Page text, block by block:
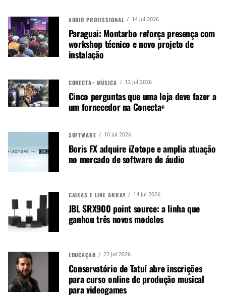
publicação empenhada em
promover e divulgar o mercado e
negócios para o music business,
iluminação e instrumentos
musicais. Nós amamos o que
fazemos.
A MÚSICA & MERCADO ESTÁ NO WHATSAPP!
Noticias que ajudam seu trabalho com a música.
TÓPICOS RELACIONADOS: IZZO
LOW VOLUME PRATOS
LOW VOLUME ZILDJIAN
AUDIO PROFISSIONAL 14 jul 2026
Paraguai: Montarbo reforça presença com
workshop técnico e novo projeto de
instalação
CONECTA+ MÚSICA 13 jul 2026
Cinco perguntas que uma loja deve fazer a
um fornecedor na Conecta+
SOFTWARE 10 jul 2026
Boris FX adquire iZotope e amplia atuação
no mercado de software de áudio
CAIXAS E LINE ARRAY 14 jul 2026
JBL SRX900 point source: a linha que
ganhou três novos modelos
EDUCAÇÃO 22 jul 2026
Conservatório de Tatuí abre inscrições
para curso online de produção musical
para videogames